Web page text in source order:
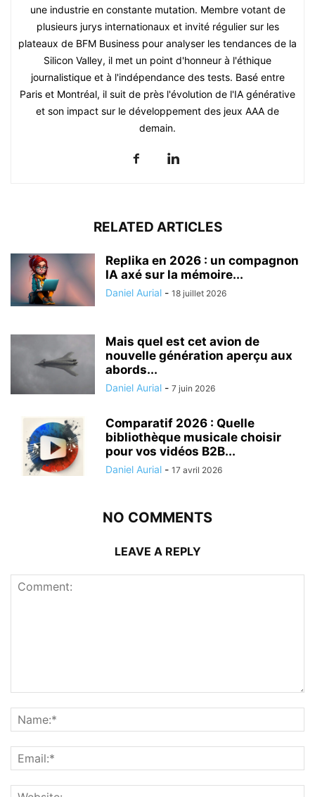
une industrie en constante mutation. Membre votant de
plusieurs jurys internationaux et invité régulier sur les
plateaux de BFM Business pour analyser les tendances de la
Silicon Valley, il met un point d'honneur à l'éthique
journalistique et à l'indépendance des tests. Basé entre
Paris et Montréal, il suit de près l'évolution de l'IA générative
et son impact sur le développement des jeux AAA de
demain.
RELATED ARTICLES
Replika en 2026 : un compagnon
IA axé sur la mémoire...
Daniel Aurial - 18 juillet 2026
Mais quel est cet avion de
nouvelle génération aperçu aux
abords...
Daniel Aurial - 7 juin 2026
Comparatif 2026 : Quelle
bibliothèque musicale choisir
pour vos vidéos B2B...
Daniel Aurial - 17 avril 2026
NO COMMENTS
LEAVE A REPLY